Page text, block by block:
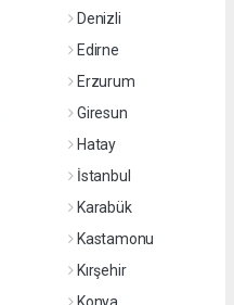
Denizli
Edirne
Erzurum
Giresun
Hatay
İstanbul
Karabük
Kastamonu
Kırşehir
Konya